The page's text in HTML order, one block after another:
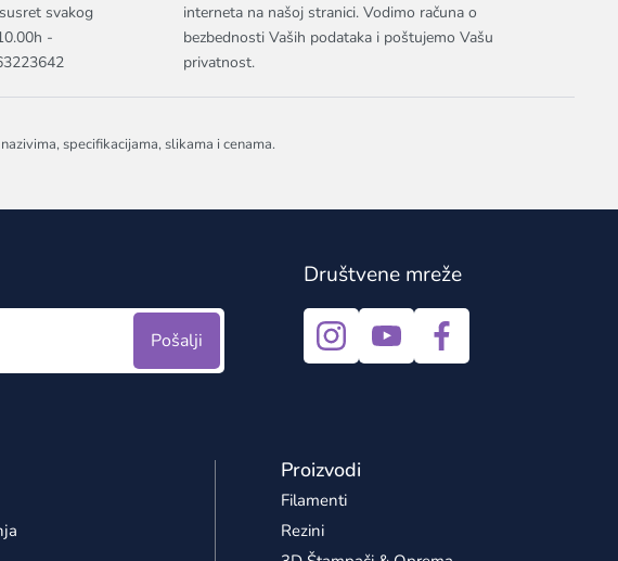
svakog
-
interneta na našoj stranici. Vodimo računa o
bezbednosti Vaših podataka i poštujemo Vašu
privatnost.
specifikacijama, slikama i cenama.
Pošalji
Društvene mreže
Proizvodi
Filamenti
Rezini